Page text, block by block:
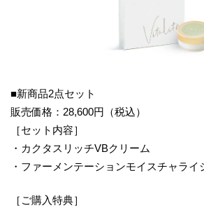
■新商品2点セット
販売価格：28,600円（税込）
［セット内容］
・カクタスリッチVBクリーム
・ファーメンテーションモイスチャライ
［ご購入特典］